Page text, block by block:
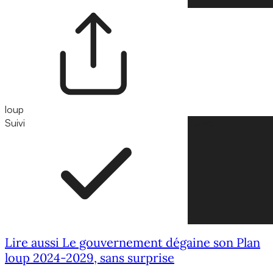
loup
Suivi
Lire aussi Le gouvernement dégaine son Plan
loup 2024-2029, sans surprise